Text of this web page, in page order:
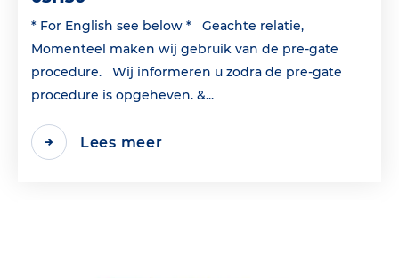
* For English see below * Geachte relatie,
Momenteel maken wij gebruik van de pre-gate
procedure. Wij informeren u zodra de pre-gate
procedure is opgeheven. &...
Lees meer